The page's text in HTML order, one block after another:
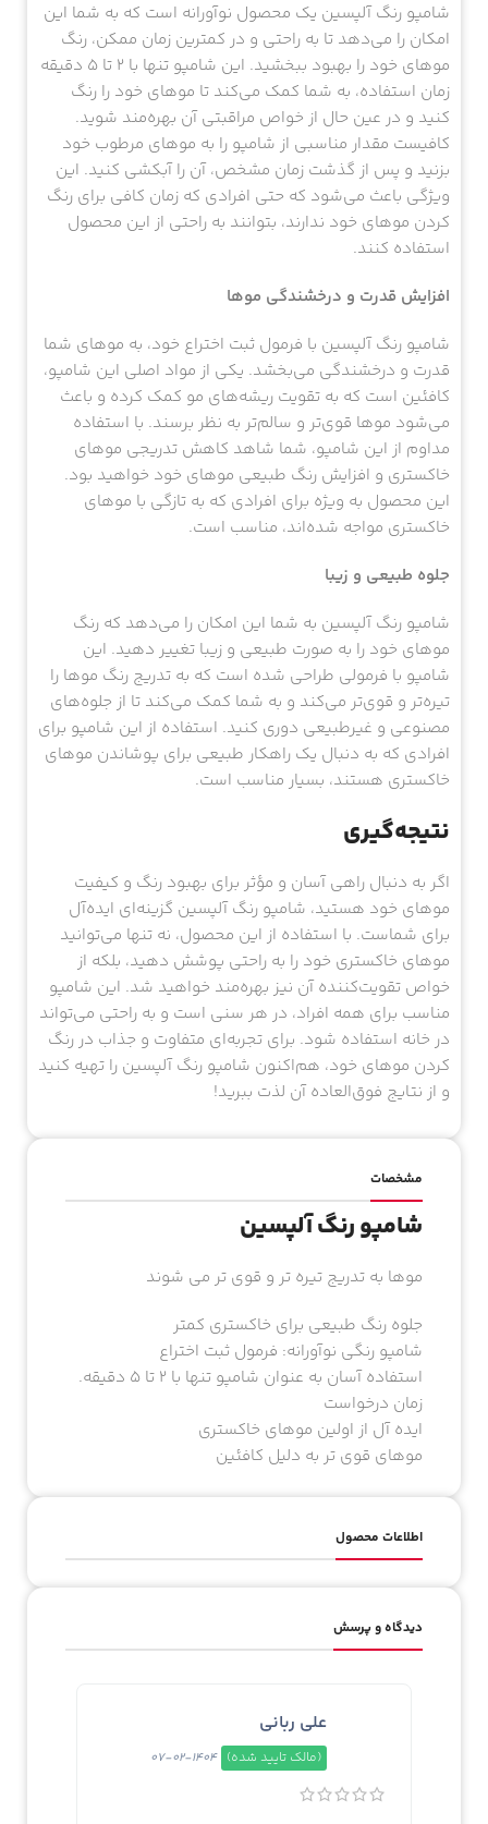
شامپو رنگ آلپسین یک محصول نوآورانه است که به شما این
امکان را می‌دهد تا به راحتی و در کمترین زمان ممکن، رنگ
موهای خود را بهبود ببخشید. این شامپو تنها با 2 تا 5 دقیقه
زمان استفاده، به شما کمک می‌کند تا موهای خود را رنگ
کنید و در عین حال از خواص مراقبتی آن بهره‌مند شوید.
کافیست مقدار مناسبی از شامپو را به موهای مرطوب خود
بزنید و پس از گذشت زمان مشخص، آن را آبکشی کنید. این
ویژگی باعث می‌شود که حتی افرادی که زمان کافی برای رنگ
کردن موهای خود ندارند، بتوانند به راحتی از این محصول
استفاده کنند.
افزایش قدرت و درخشندگی موها
شامپو رنگ آلپسین با فرمول ثبت اختراع خود، به موهای شما
قدرت و درخشندگی می‌بخشد. یکی از مواد اصلی این شامپو،
کافئین است که به تقویت ریشه‌های مو کمک کرده و باعث
می‌شود موها قوی‌تر و سالم‌تر به نظر برسند. با استفاده
مداوم از این شامپو، شما شاهد کاهش تدریجی موهای
خاکستری و افزایش رنگ طبیعی موهای خود خواهید بود.
این محصول به ویژه برای افرادی که به تازگی با موهای
خاکستری مواجه شده‌اند، مناسب است.
جلوه طبیعی و زیبا
شامپو رنگ آلپسین به شما این امکان را می‌دهد که رنگ
موهای خود را به صورت طبیعی و زیبا تغییر دهید. این
شامپو با فرمولی طراحی شده است که به تدریج رنگ موها را
تیره‌تر و قوی‌تر می‌کند و به شما کمک می‌کند تا از جلوه‌های
مصنوعی و غیرطبیعی دوری کنید. استفاده از این شامپو برای
افرادی که به دنبال یک راهکار طبیعی برای پوشاندن موهای
خاکستری هستند، بسیار مناسب است.
نتیجه‌گیری
اگر به دنبال راهی آسان و مؤثر برای بهبود رنگ و کیفیت
موهای خود هستید، شامپو رنگ آلپسین گزینه‌ای ایده‌آل
برای شماست. با استفاده از این محصول، نه تنها می‌توانید
موهای خاکستری خود را به راحتی پوشش دهید، بلکه از
خواص تقویت‌کننده آن نیز بهره‌مند خواهید شد. این شامپو
مناسب برای همه افراد، در هر سنی است و به راحتی می‌تواند
در خانه استفاده شود. برای تجربه‌ای متفاوت و جذاب در رنگ
کردن موهای خود، هم‌اکنون شامپو رنگ آلپسین را تهیه کنید
و از نتایج فوق‌العاده آن لذت ببرید!
مشخصات
شامپو رنگ آلپسین
موها به تدریج تیره تر و قوی تر می شوند
جلوه رنگ طبیعی برای خاکستری کمتر
شامپو رنگی نوآورانه: فرمول ثبت اختراع
استفاده آسان به عنوان شامپو تنها با 2 تا 5 دقیقه.
زمان درخواست
ایده آل از اولین موهای خاکستری
موهای قوی تر به دلیل کافئین
اطلاعات محصول
دیدگاه و پرسش
علی ربانی
(مالک تایید شده) 1404-02-07